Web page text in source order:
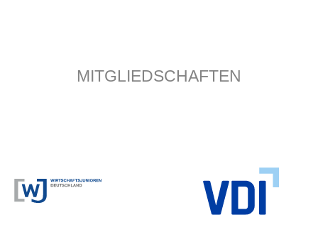
MITGLIEDSCHAFTEN